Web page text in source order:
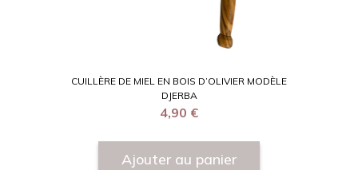
CUILLÈRE DE MIEL EN BOIS D’OLIVIER MODÈLE
DJERBA
4,90 €
Ajouter au panier